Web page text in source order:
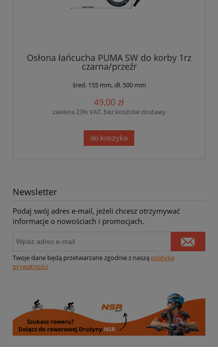
Osłona łańcucha PUMA SW do korby 1rz
czarna/przeźr
śred. 155 mm, dł. 500 mm
49,00 zł
zawiera 23% VAT, bez kosztów dostawy
do koszyka
Newsletter
Podaj swój adres e-mail, jeżeli chcesz otrzymywać
informacje o nowościach i promocjach.
Twoje dane będą przetwarzane zgodnie z naszą polityką
prywatności